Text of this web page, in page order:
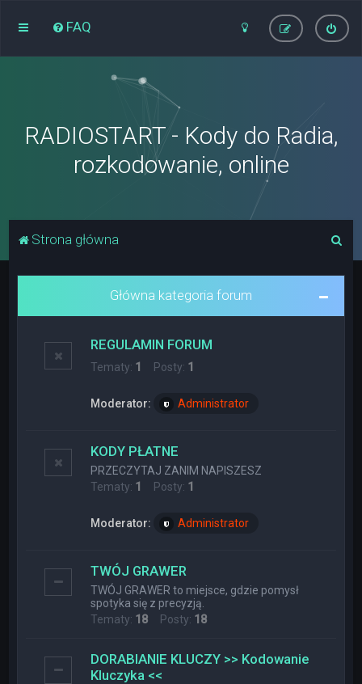
FAQ
RADIOSTART - Kody do Radia,
rozkodowanie, online
Strona główna
Główna kategoria forum
REGULAMIN FORUM
Tematy: 1 Posty: 1
Moderator: Administrator
KODY PŁATNE
PRZECZYTAJ ZANIM NAPISZESZ
Tematy: 1 Posty: 1
Moderator: Administrator
TWÓJ GRAWER
TWÓJ GRAWER to miejsce, gdzie pomysł
spotyka się z precyzją.
Tematy: 18 Posty: 18
DORABIANIE KLUCZY >> Kodowanie
Kluczyka <<